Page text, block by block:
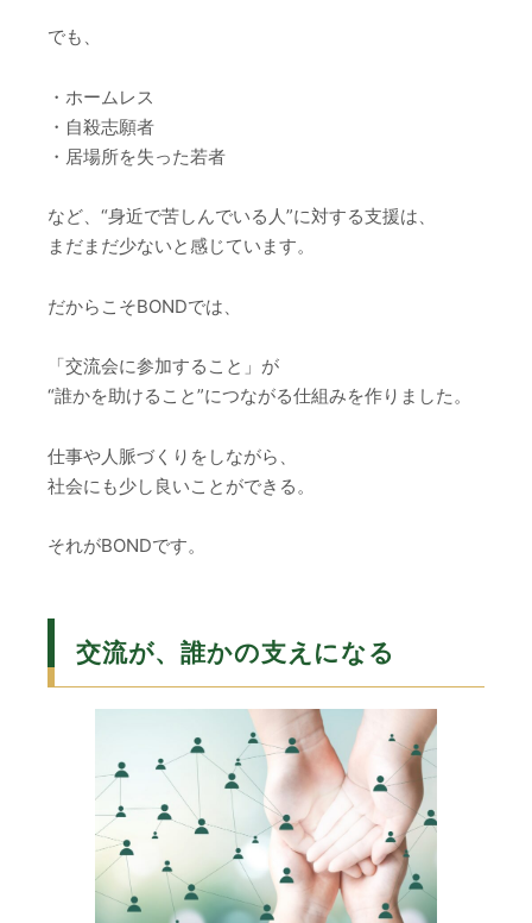
でも、
・ホームレス
・自殺志願者
・居場所を失った若者
など、“身近で苦しんでいる人”に対する支援は、
まだまだ少ないと感じています。
だからこそBONDでは、
「交流会に参加すること」が
“誰かを助けること”につながる仕組みを作りました。
仕事や人脈づくりをしながら、
社会にも少し良いことができる。
それがBONDです。
交流が、誰かの支えになる